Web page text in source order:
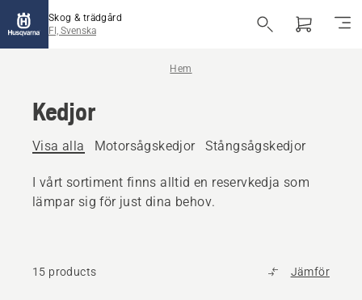
Skog & trädgård
FI, Svenska
Hem
Kedjor
Visa alla Motorsågskedjor Stångsågskedjor
I vårt sortiment finns alltid en reservkedja som
lämpar sig för just dina behov.
15 products Jämför